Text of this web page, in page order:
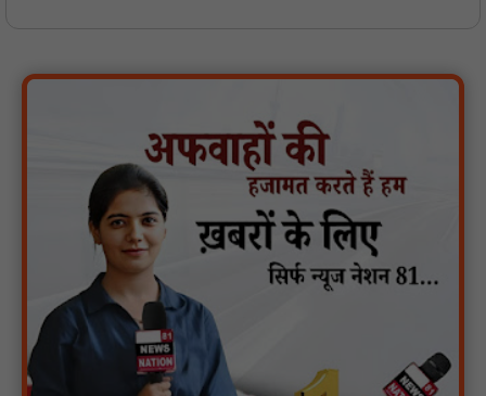
पिड़ावा में चाइनीज मांझे से घायल दो कबूतरों को बचाया, मानवता की मिसाल
पेश : NN81
यात्री प्रतीक्षालय पर कब्जा, शटर लगाकर बना लिया शराब का ठिकाना,
तिलावद जोड़ पर पंचायत ने यात्रियों के लिए बनाया था भवन, पास में स्कूल;
चौकी महज 1 किमी दूर, फिर भी कार्रवाई नहीं : NN81
जर्जर स्कूल भवन से विद्यार्थियों की पढ़ाई प्रभावित, नए भवन की मांग :